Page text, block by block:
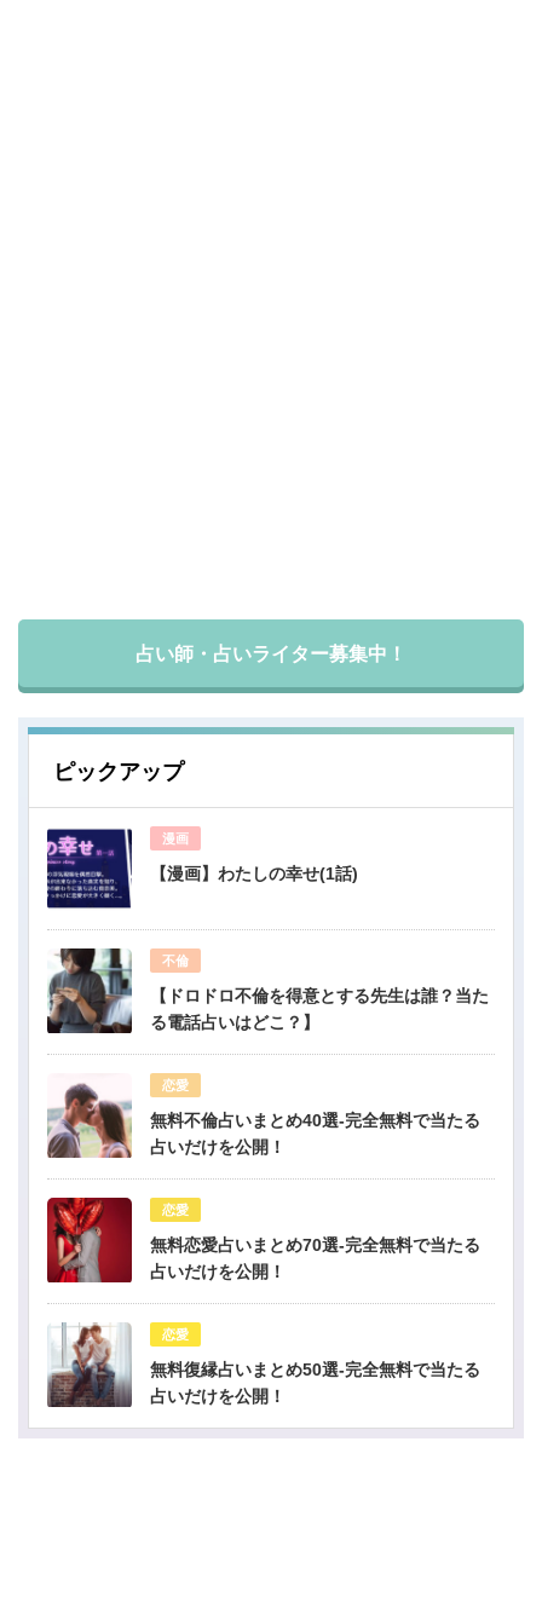
占い師・占いライター募集中！
ピックアップ
漫画
【漫画】わたしの幸せ(1話)
不倫
【ドロドロ不倫を得意とする先生は誰？当た
る電話占いはどこ？】
恋愛
無料不倫占いまとめ40選-完全無料で当たる
占いだけを公開！
恋愛
無料恋愛占いまとめ70選-完全無料で当たる
占いだけを公開！
恋愛
無料復縁占いまとめ50選-完全無料で当たる
占いだけを公開！